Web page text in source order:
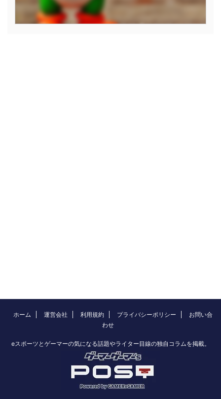
ホーム 運営会社 利用規約 プライバシーポリシー
お問い合
わせ
eスポーツとゲーマーの気になる話題やライター目線の独自コラムを掲載。